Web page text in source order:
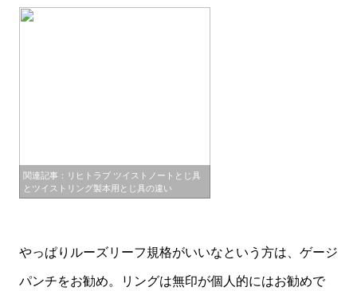
関連記事：リヒトラブ ツイストノートとじ具
とツイストリング製本用とじ具の違い
やっぱりルーズリーフ規格がいいなという方は、ゲージ
パンチをお勧め。リングは無印が個人的にはお勧めで